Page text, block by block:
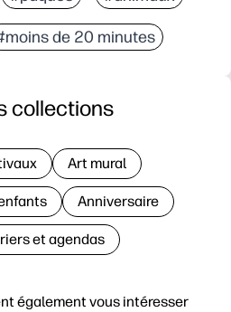
de 20 minutes
également vous intéresser
collections
Art mural
Anniversaire
et agendas